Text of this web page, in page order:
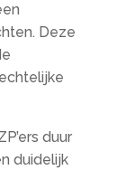
Deze
duur
duidelijk